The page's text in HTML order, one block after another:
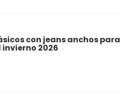
con jeans anchos para
invierno 2026